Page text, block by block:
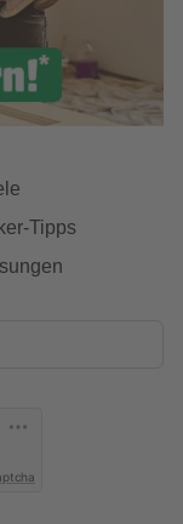
Tipps